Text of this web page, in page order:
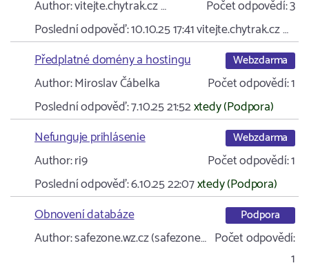
Author:vitejte.chytrak.cz … Počet odpovědí:3
Poslední odpověď:10.10.25 17:41vitejte.chytrak.cz …
Předplatné domény a hostingu
Webzdarma
Author:Miroslav Čábelka Počet odpovědí:1
Poslední odpověď:7.10.25 21:52xtedy (Podpora)
Nefunguje prihlásenie
Webzdarma
Author:ri9 Počet odpovědí:1
Poslední odpověď:6.10.25 22:07xtedy (Podpora)
Obnovení databáze
Podpora
Author:safezone.wz.cz (safezone… Počet odpovědí:
1